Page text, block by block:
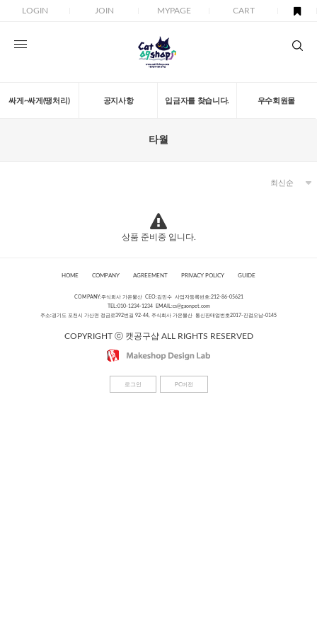
LOGIN JOIN MYPAGE CART
싸게~싸게(땡처리) 공지사항 입금자를 찾습니다. 우수회원몰
타월
상품 준비중 입니다.
HOME COMPANY AGREEMENT PRIVACY POLICY GUIDE
COMPANY:주식회사 가온물산 CEO:김민수 사업자등록번호:212-86-05621
TEL:010-1234-1234 EMAIL:cs@gaonpet.com
주소:경기도 포천시 가산면 정금로392번길 92-44, 주식회사 가온물산 통신판매업번호2017-진접오남-0145
COPYRIGHT ⓒ 캣공구샵 ALL RIGHTS RESERVED
로그인 PC버전